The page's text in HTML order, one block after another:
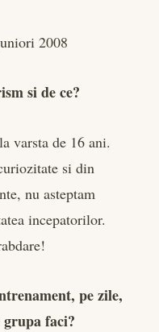
2008
si de ce?
varsta de 16 ani.
si din
nu asteptam
incepatorilor.
pe zile,
faci?